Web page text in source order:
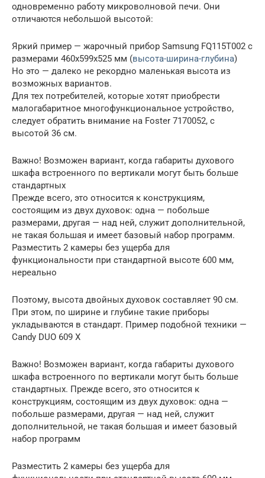
одновременно работу микроволновой печи. Они
отличаются небольшой высотой:
Яркий пример — жарочный прибор Samsung FQ115T002 с
размерами 460х599х525 мм (высота-ширина-глубина)
Но это — далеко не рекордно маленькая высота из
возможных вариантов.
Для тех потребителей, которые хотят приобрести
малогабаритное многофункциональное устройство,
следует обратить внимание на Foster 7170052, с
высотой 36 см.
Важно! Возможен вариант, когда габариты духового
шкафа встроенного по вертикали могут быть больше
стандартных
Прежде всего, это относится к конструкциям,
состоящим из двух духовок: одна — побольше
размерами, другая — над ней, служит дополнительной,
не такая большая и имеет базовый набор программ.
Разместить 2 камеры без ущерба для
функциональности при стандартной высоте 600 мм,
нереально
Поэтому, высота двойных духовок составляет 90 см.
При этом, по ширине и глубине такие приборы
укладываются в стандарт. Пример подобной техники —
Candy DUO 609 X
Важно! Возможен вариант, когда габариты духового
шкафа встроенного по вертикали могут быть больше
стандартных. Прежде всего, это относится к
конструкциям, состоящим из двух духовок: одна —
побольше размерами, другая — над ней, служит
дополнительной, не такая большая и имеет базовый
набор программ
Разместить 2 камеры без ущерба для